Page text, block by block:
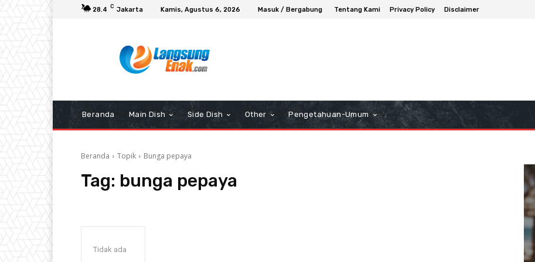
28.4 C Jakarta Kamis, Agustus 6, 2026 Masuk / Bergabung Tentang Kami Privacy Policy Disclaimer
Beranda Main Dish Side Dish Other Pengetahuan-Umum
Beranda Topik Bunga pepaya
Tag: bunga pepaya
Tidak ada